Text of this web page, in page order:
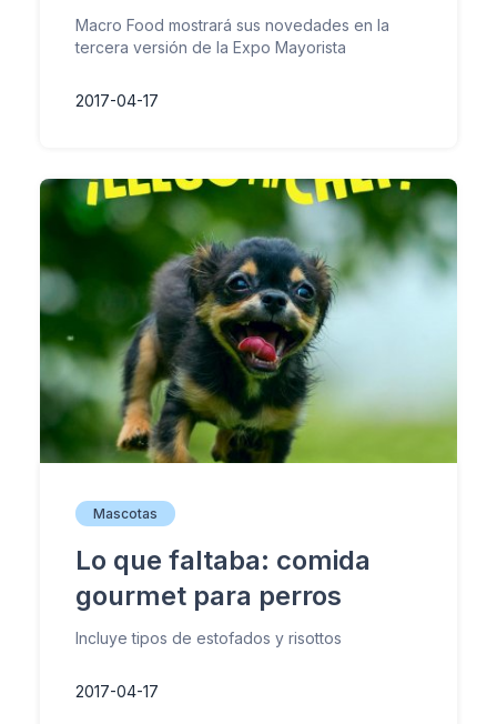
Macro Food mostrará sus novedades en la
tercera versión de la Expo Mayorista
2017-04-17
Mascotas
Lo que faltaba: comida
gourmet para perros
Incluye tipos de estofados y risottos
2017-04-17